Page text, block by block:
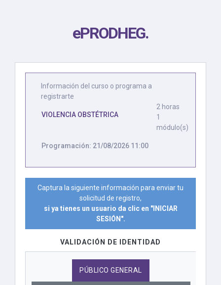
ePRODHEG.
Información del curso o programa a
registrarte
VIOLENCIA OBSTÉTRICA
2 horas
1
módulo(s)
Programación: 21/08/2026 11:00
Captura la siguiente información para enviar tu
solicitud de registro,
si ya tienes un usuario da clic en "INICIAR
SESIÓN".
VALIDACIÓN DE IDENTIDAD
PÚBLICO GENERAL